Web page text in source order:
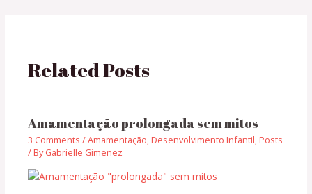
Related Posts
Amamentação prolongada sem mitos
3 Comments /Amamentação, Desenvolvimento Infantil, Posts
/ ByGabrielle Gimenez